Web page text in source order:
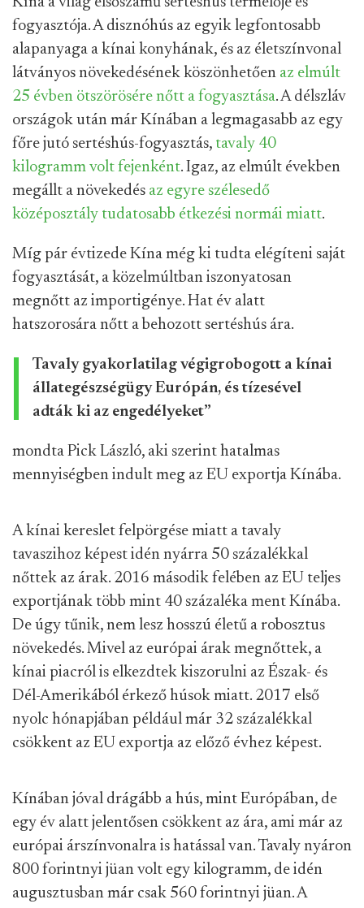
fogyasztója. A disznóhús az egyik legfontosabb
alapanyaga a kínai konyhának, és az életszínvonal
látványos növekedésének köszönhetően az elmúlt
25 évben ötszörösére nőtt a fogyasztása. A délszláv
országok után már Kínában a legmagasabb az egy
főre jutó sertéshús-fogyasztás, tavaly 40
kilogramm volt fejenként. Igaz, az elmúlt években
megállt a növekedés az egyre szélesedő
középosztály tudatosabb étkezési normái miatt.
Míg pár évtizede Kína még ki tudta elégíteni saját
fogyasztását, a közelmúltban iszonyatosan
megnőtt az importigénye. Hat év alatt
hatszorosára nőtt a behozott sertéshús ára.
Tavaly gyakorlatilag végigrobogott a kínai
állategészségügy Európán, és tízesével
adták ki az engedélyeket”
mondta Pick László, aki szerint hatalmas
mennyiségben indult meg az EU exportja Kínába.
A kínai kereslet felpörgése miatt a tavaly
tavaszihoz képest idén nyárra 50 százalékkal
nőttek az árak. 2016 második felében az EU teljes
exportjának több mint 40 százaléka ment Kínába.
De úgy tűnik, nem lesz hosszú életű a robosztus
növekedés. Mivel az európai árak megnőttek, a
kínai piacról is elkezdtek kiszorulni az Észak- és
Dél-Amerikából érkező húsok miatt. 2017 első
nyolc hónapjában például már 32 százalékkal
csökkent az EU exportja az előző évhez képest.
Kínában jóval drágább a hús, mint Európában, de
egy év alatt jelentősen csökkent az ára, ami már az
európai árszínvonalra is hatással van. Tavaly nyáron
800 forintnyi jüan volt egy kilogramm, de idén
augusztusban már csak 560 forintnyi jüan. A